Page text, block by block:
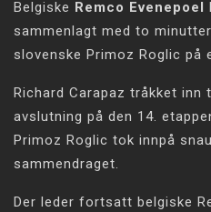
Belgiske Remco Evenepoel
sammenlagt med to
slovenske Primoz Roglic på
Richard Carapaz tråkket
avslutning på den 14.
Primoz Roglic tok innpå
sammendraget.
Der leder fortsatt belgiske